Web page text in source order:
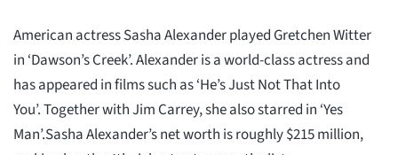
American actress Sasha Alexander played Gretchen Witter
in ‘Dawson’s Creek’. Alexander is a world-class actress and
has appeared in films such as ‘He’s Just Not That Into
You’. Together with Jim Carrey, she also starred in ‘Yes
Man’.Sasha Alexander’s net worth is roughly $215 million,